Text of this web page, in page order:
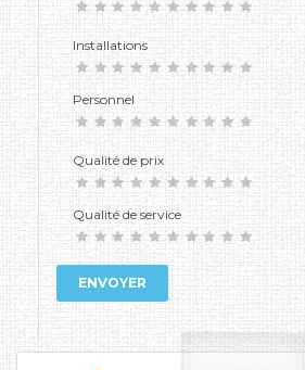
Installations
Personnel
Qualité de prix
Qualité de service
ENVOYER